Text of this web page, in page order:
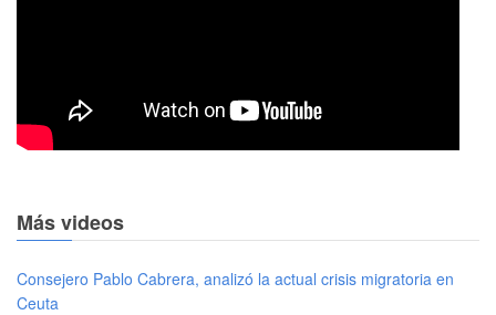
Más videos
Consejero Pablo Cabrera, analizó la actual crisis migratoria en
Ceuta